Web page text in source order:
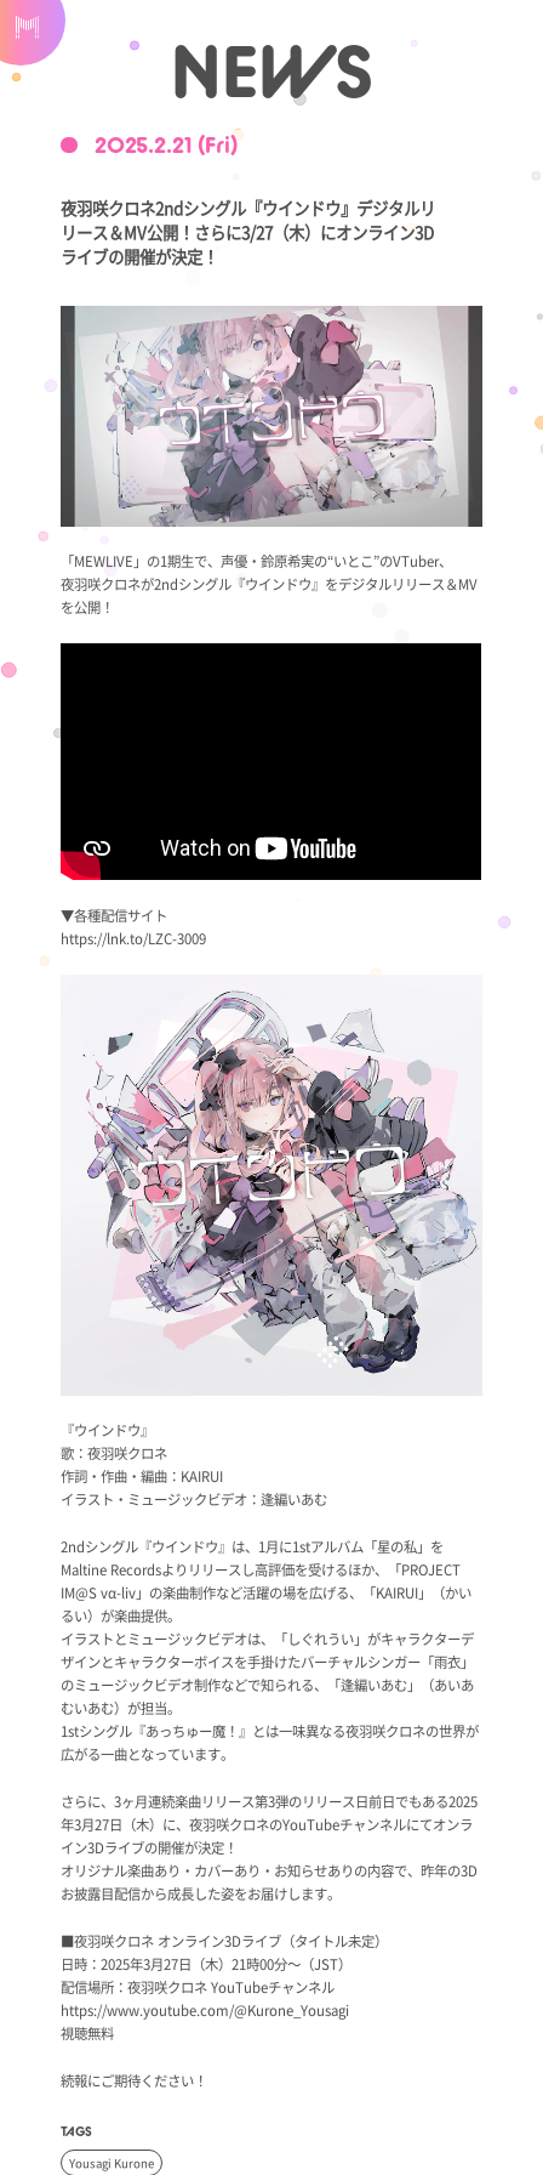
NEWS
2025.2.21 (Fri)
夜羽咲クロネ2ndシングル『ウインドウ』デジタルリ
リース＆MV公開！さらに3/27（木）にオンライン3D
ライブの開催が決定！
「MEWLIVE」の1期生で、声優・鈴原希実の“いとこ”のVTuber、
夜羽咲クロネが2ndシングル『ウインドウ』をデジタルリリース＆MV
を公開！
▼各種配信サイト
https://lnk.to/LZC-3009
『ウインドウ』
歌：夜羽咲クロネ
作詞・作曲・編曲：KAIRUI
イラスト・ミュージックビデオ：逢編いあむ
2ndシングル『ウインドウ』は、1月に1stアルバム「星の私」を
Maltine Recordsよりリリースし高評価を受けるほか、「PROJECT
IM@S vα-liv」の楽曲制作など活躍の場を広げる、「KAIRUI」（かい
るい）が楽曲提供。
イラストとミュージックビデオは、「しぐれうい」がキャラクターデ
ザインとキャラクターボイスを手掛けたバーチャルシンガー「雨衣」
のミュージックビデオ制作などで知られる、「逢編いあむ」（あいあ
むいあむ）が担当。
1stシングル『あっちゅー魔！』とは一味異なる夜羽咲クロネの世界が
広がる一曲となっています。
さらに、3ヶ月連続楽曲リリース第3弾のリリース日前日でもある2025
年3月27日（木）に、夜羽咲クロネのYouTubeチャンネルにてオンラ
イン3Dライブの開催が決定！
オリジナル楽曲あり・カバーあり・お知らせありの内容で、昨年の3D
お披露目配信から成長した姿をお届けします。
■夜羽咲クロネ オンライン3Dライブ（タイトル未定）
日時：2025年3月27日（木）21時00分～（JST）
配信場所：夜羽咲クロネ YouTubeチャンネル
https://www.youtube.com/@Kurone_Yousagi
視聴無料
続報にご期待ください！
TAGS
Yousagi Kurone